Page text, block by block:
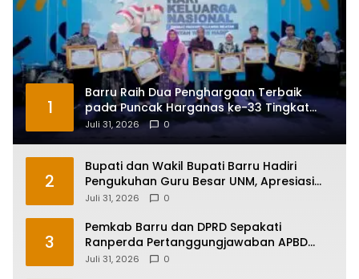
1
Barru Raih Dua Penghargaan Terbaik
pada Puncak Harganas ke-33 Tingkat
Sulawesi Selatan
Juli 31, 2026 0
2
Bupati dan Wakil Bupati Barru Hadiri
Pengukuhan Guru Besar UNM, Apresiasi
Capaian Prof. Kamaruddin Hasan
Juli 31, 2026 0
3
Pemkab Barru dan DPRD Sepakati
Ranperda Pertanggungjawaban APBD
2025, Perkuat Komitmen Tata Kelola dan
Juli 31, 2026 0